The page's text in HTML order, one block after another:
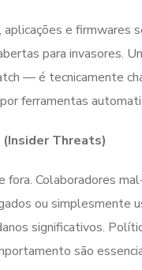
aplicações e firmwares
para invasores.
— é tecnicamente
ferramentas
(Insider Threats)
fora. Colaboradores
ou simplesmente
significativos.
são